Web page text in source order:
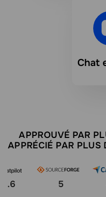
Chat
APPROUVÉ PAR
APPRÉCIÉ PAR
4.6 5